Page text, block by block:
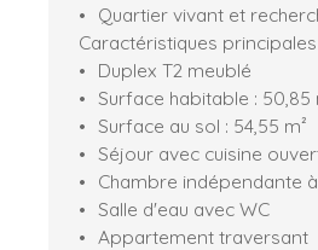
Quartier vivant et
Caractéristiques principales
Duplex T2 meublé
Surface habitable : 50,85
Surface au sol : 54,55 m²
Séjour avec cuisine
Chambre indépendante
Salle d'eau avec WC
Appartement traversant